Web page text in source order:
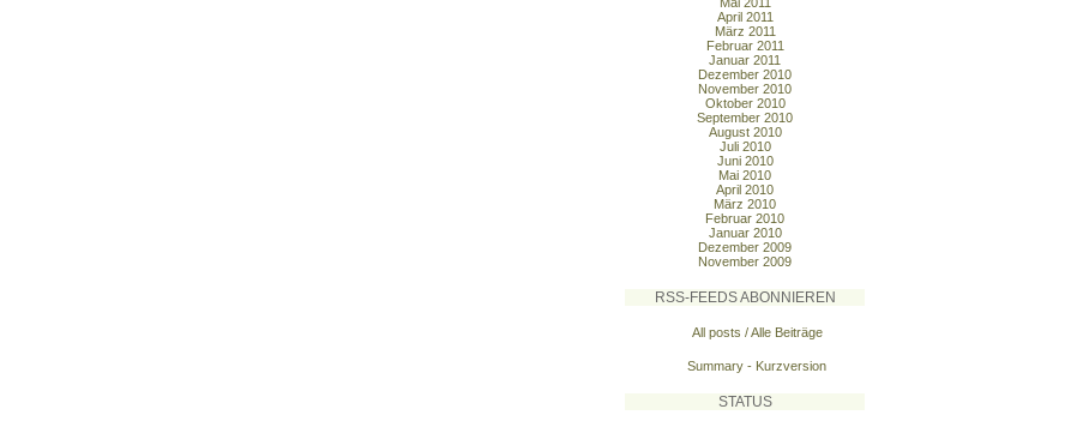
April 2011
März 2011
Februar 2011
Januar 2011
Dezember 2010
November 2010
Oktober 2010
September 2010
August 2010
Juli 2010
Juni 2010
Mai 2010
April 2010
März 2010
Februar 2010
Januar 2010
Dezember 2009
November 2009
RSS-FEEDS ABONNIEREN
All posts / Alle Beiträge
Summary - Kurzversion
STATUS